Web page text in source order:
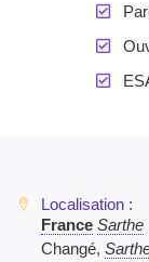
France Sarthe
Changé,